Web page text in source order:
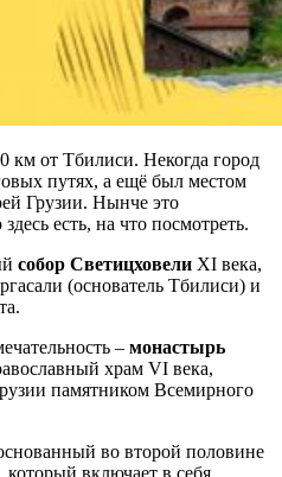
км от Тбилиси. Некогда город
путях, а ещё был местом
Грузии. Нынче это
есть, на что посмотреть.
собор Светицховели XI века,
(основатель Тбилиси) и
– монастырь
храм VI века,
памятником Всемирного
во второй половине
включает в себя